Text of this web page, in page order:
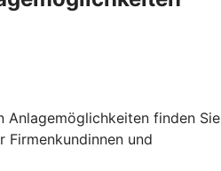
Anlagemöglichkeiten finden Sie
Firmenkundinnen und